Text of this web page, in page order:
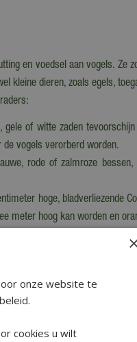
en voedsel aan vogels.
kleine dieren, zoals egels,
of witte zaden
vogels verorberd worden.
rode of zalmroze
hoge, bladverliezende
meter hoog kan worden en
Allemaal krijgen
die niet door de vogels
grond staat. Hij bloeit in
onze website te
cookies u wilt